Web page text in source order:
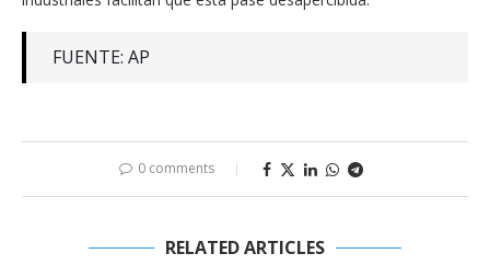
FUENTE: AP
0 comments
RELATED ARTICLES